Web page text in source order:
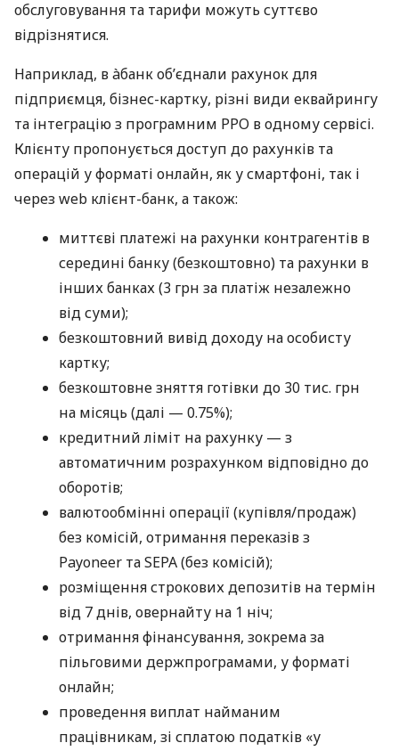
обслуговування та тарифи можуть суттєво
відрізнятися.
Наприклад, в àбанк об’єднали рахунок для
підприємця, бізнес-картку, різні види еквайрингу
та інтеграцію з програмним РРО в одному сервісі.
Клієнту пропонується доступ до рахунків та
операцій у форматі онлайн, як у смартфоні, так і
через web клієнт-банк, а також:
миттєві платежі на рахунки контрагентів в
середині банку (безкоштовно) та рахунки в
інших банках (3 грн за платіж незалежно
від суми);
безкоштовний вивід доходу на особисту
картку;
безкоштовне зняття готівки до 30 тис. грн
на місяць (далі — 0.75%);
кредитний ліміт на рахунку — з
автоматичним розрахунком відповідно до
оборотів;
валютообмінні операції (купівля/продаж)
без комісій, отримання переказів з
Payoneer та SEPA (без комісій);
розміщення строкових депозитів на термін
від 7 днів, овернайту на 1 ніч;
отримання фінансування, зокрема за
пільговими держпрограмами, у форматі
онлайн;
проведення виплат найманим
працівникам, зі сплатою податків «у